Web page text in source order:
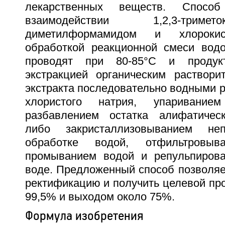
лекарственных веществ.
взаимодействии 1,2,3-
диметилформамидом и
обработкой реакционной смеси
проводят при 80-85°С и
экстракцией органическим
экстракта последовательно водными
хлористого натрия,
разбавлением остатка
либо закристаллизовыванием
обработке водой,
промыванием водой и
воде. Предложенный способ
ректификацию и получить целевой
99,5% и выходом около 75%.
Формула изобретения